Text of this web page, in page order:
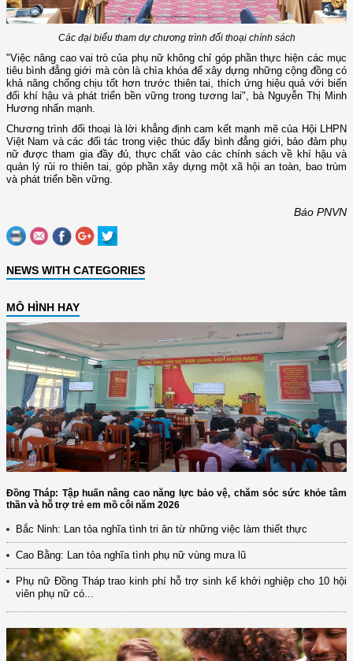
Các đại biểu tham dự chương trình đối thoại chính sách
"Việc nâng cao vai trò của phụ nữ không chỉ góp phần thực hiện các mục
tiêu bình đẳng giới mà còn là chìa khóa để xây dựng những cộng đồng có
khả năng chống chịu tốt hơn trước thiên tai, thích ứng hiệu quả với biến
đổi khí hậu và phát triển bền vững trong tương lai", bà Nguyễn Thị Minh
Hương nhấn mạnh.
Chương trình đối thoại là lời khẳng định cam kết mạnh mẽ của Hội LHPN
Việt Nam và các đối tác trong việc thúc đẩy bình đẳng giới, bảo đảm phụ
nữ được tham gia đầy đủ, thực chất vào các chính sách về khí hậu và
quản lý rủi ro thiên tai, góp phần xây dựng một xã hội an toàn, bao trùm
và phát triển bền vững.
Báo PNVN
NEWS WITH CATEGORIES
MÔ HÌNH HAY
Đồng Tháp: Tập huấn nâng cao năng lực bảo vệ, chăm sóc sức khỏe tâm
thần và hỗ trợ trẻ em mồ côi năm 2026
Bắc Ninh: Lan tỏa nghĩa tình tri ân từ những việc làm thiết thực
Cao Bằng: Lan tỏa nghĩa tình phụ nữ vùng mưa lũ
Phụ nữ Đồng Tháp trao kinh phí hỗ trợ sinh kế khởi nghiệp cho 10 hội
viên phụ nữ có...